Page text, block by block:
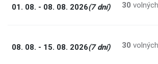
01. 08. - 08. 08. 2026(7 dní) 30
08. 08. - 15. 08. 2026(7 dní) 30